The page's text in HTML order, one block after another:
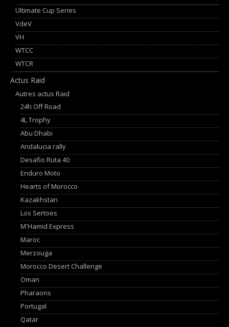
Ultimate Cup Series
VdeV
VH
WTCC
WTCR
Actus Raid
Autres actus Raid
24h Off Road
4L Trophy
Abu Dhabi
Andalucia rally
Desafio Ruta 40
Enduro Moto
Hearts of Morocco
Kazakhstan
Los Sertoes
M'Hamid Express
Maroc
Merzouga
Morocco Desert Challenge
Oman
Pharaons
Portugal
Qatar